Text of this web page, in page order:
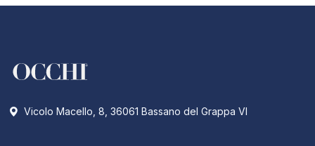
Vicolo Macello, 8, 36061 Bassano del Grappa VI